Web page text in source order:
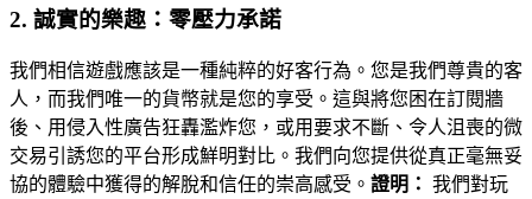
2. 誠實的樂趣：零壓力承諾
我們相信遊戲應該是一種純粹的好客行為。您是我們尊貴的客
人，而我們唯一的貨幣就是您的享受。這與將您困在訂閱牆
後、用侵入性廣告狂轟濫炸您，或用要求不斷、令人沮喪的微
交易引誘您的平台形成鮮明對比。我們向您提供從真正毫無妥
協的體驗中獲得的解脫和信任的崇高感受。 證明： 我們對玩